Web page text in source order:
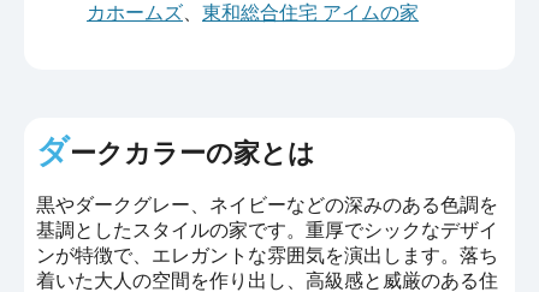
カホームズ
東和総合住宅 アイムの家
ダークカラーの家とは
黒やダークグレー、ネイビーなどの深みのある色調を
基調としたスタイルの家です。重厚でシックなデザイ
ンが特徴で、エレガントな雰囲気を演出します。落ち
着いた大人の空間を作り出し、高級感と威厳のある住